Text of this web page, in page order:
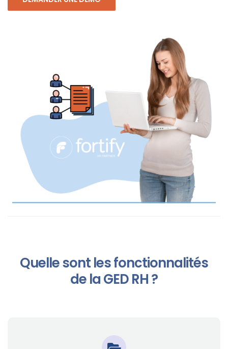
Quelle sont les fonctionnalités
de la GED RH ?